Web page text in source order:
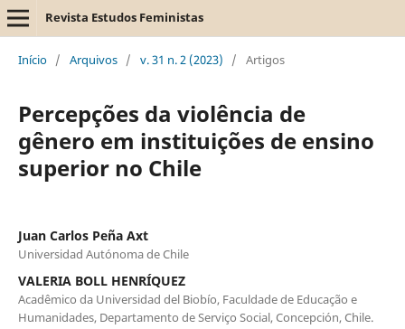
Revista Estudos Feministas
Início / Arquivos / v. 31 n. 2 (2023) / Artigos
Percepções da violência de
gênero em instituições de ensino
superior no Chile
Juan Carlos Peña Axt
Universidad Autónoma de Chile
VALERIA BOLL HENRÍQUEZ
Acadêmico da Universidad del Biobío, Faculdade de Educação e
Humanidades, Departamento de Serviço Social, Concepción, Chile.